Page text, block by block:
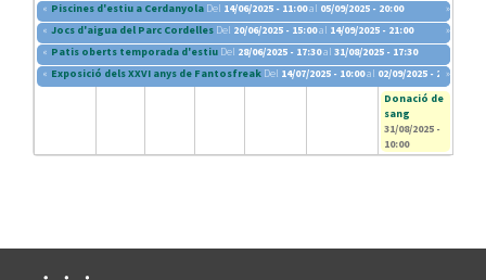
« Piscines d'estiu a Cerdanyola Del 14/06/2025 - 11:00al 05/09/2025 - 20:00
»
« Jocs d'aigua del Parc Cordelles Del 20/06/2025 - 15:00al 14/09/2025 - 21:00
»
« Patis oberts temporada d'estiu Del 28/06/2025 - 17:30al 31/08/2025 - 17:30
« Exposició dels XXVI anys de Fantosfreak Del 14/07/2025 - 10:00al 02/09/2025 - 20:30
»
Donació de
sang
31/08/2025 -
10:00